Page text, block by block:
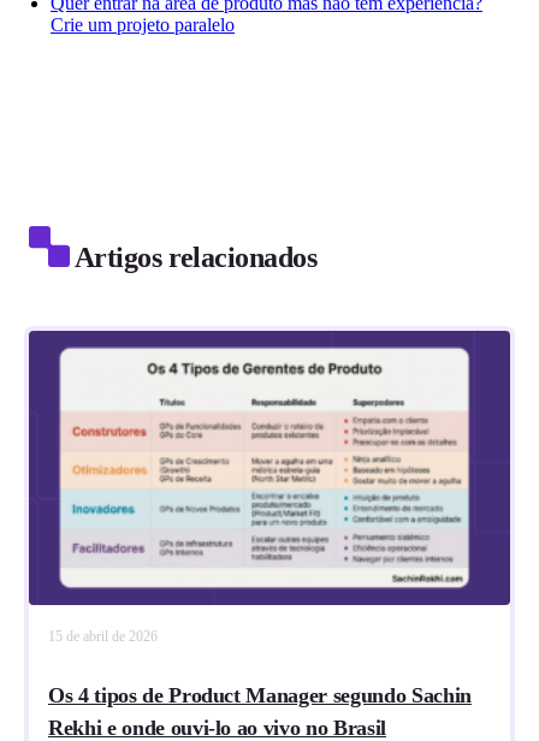
Crie um projeto paralelo
Artigos relacionados
15 de abril de 2026
Os 4 tipos de Product Manager segundo Sachin
Rekhi e onde ouvi-lo ao vivo no Brasil